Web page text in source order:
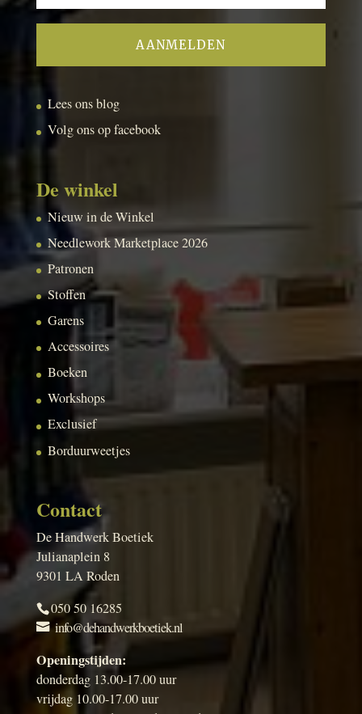
Lees ons blog
Volg ons op facebook
De winkel
Nieuw in de Winkel
Needlework Marketplace 2026
Patronen
Stoffen
Garens
Accessoires
Boeken
Workshops
Exclusief
Borduurweetjes
Contact
De Handwerk Boetiek
Julianaplein 8
9301 LA Roden
050 50 16285
info@dehandwerkboetiek.nl
Openingstijden:
donderdag 13.00-17.00 uur
vrijdag 10.00-17.00 uur